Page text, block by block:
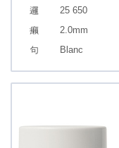
25 650
2.0mm
Blanc